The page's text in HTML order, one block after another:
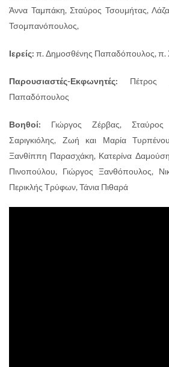
Άννα Ταμπάκη, Σταύρος Τσουμήτας,
Τσομπανόπουλος,
Ιερείς: π. Δημοσθένης Παπαδόπουλος, π.
Παρουσιαστές-Εκφωνητές: Πέτρος
Παπαδόπουλος
Βοηθοί: Γιώργος Ζέρβας,
Σαριγκιόλης, Ζωή και Μαρία
Ξανθίππη Παρασχάκη, Κατερίνα
Πινοπούλου, Γιώργος Ξανθόπουλος,
Περικλής Τρύφων, Τάνια Πιθαρά